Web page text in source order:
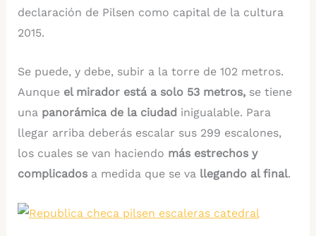
declaración de Pilsen como capital de la cultura
2015.
Se puede, y debe, subir a la torre de 102 metros.
Aunque el mirador está a solo 53 metros, se tiene
una panorámica de la ciudad inigualable. Para
llegar arriba deberás escalar sus 299 escalones,
los cuales se van haciendo más estrechos y
complicadosa medida que se va llegando al final.